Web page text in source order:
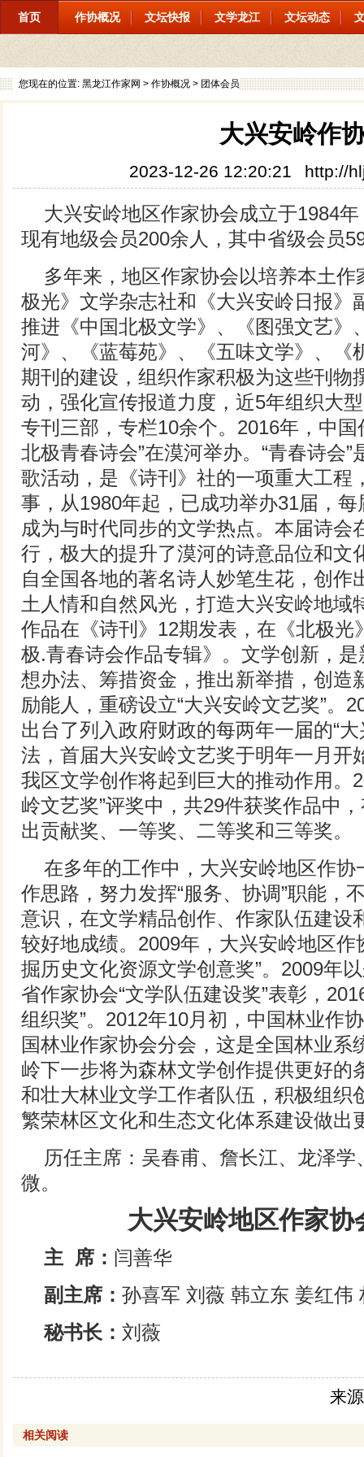
首页 作协概况 文坛快报 文学龙江 文坛动态
您现在的位置: 黑龙江作家网 > 作协概况 > 团体会员
大兴安岭作
2023-12-26 12:20:21 http://
大兴安岭地区作家协会成立于1984
现有地级会员200余人，其中省级会员
多年来，地区作家协会以培养本土
极光》文学杂志社和《大兴安岭日报》
推进《中国北极文学》、《图强文艺》
河》、《蓝莓苑》、《五味文学》、《
期刊的建设，组织作家积极为这些刊物
动，强化宣传报道力度，近5年组织大
专刊三部，专栏10余个。2016年，中国
北极青春诗会”在漠河举办。“青春诗会
歌活动，是《诗刊》社的一项重大工程
事，从1980年起，已成功举办31届，
成为与时代同步的文学热点。本届诗会
行，极大的提升了漠河的诗意品位和文
自全国各地的著名诗人妙笔生花，创作
土人情和自然风光，打造大兴安岭地域
作品在《诗刊》12期发表，在《北极光
极.青春诗会作品专辑》。文学创新，
想办法、筹措资金，推出新举措，创造
励能人，重磅设立“大兴安岭文艺奖”。
出台了列入政府财政的每两年一届的“
法，首届大兴安岭文艺奖于明年一月开
我区文学创作将起到巨大的推动作用。
岭文艺奖”评奖中，共29件获奖作品中
出贡献奖、一等奖、二等奖和三等奖。
在多年的工作中，大兴安岭地区作协
作思路，努力发挥“服务、协调”职能，
意识，在文学精品创作、作家队伍建设
较好地成绩。2009年，大兴安岭地区作
掘历史文化资源文学创意奖”。2009年
省作家协会“文学队伍建设奖”表彰，
组织奖”。2012年10月初，中国林业作
国林业作家协会分会，这是全国林业系
岭下一步将为森林文学创作提供更好的
和壮大林业文学工作者队伍，积极组织
繁荣林区文化和生态文化体系建设做出
历任主席：吴春甫、詹长江、龙泽
微。
大兴安岭地区作家协
主 席： 闫善华
副主席： 孙喜军 刘薇 韩立东 姜红伟
秘书长： 刘薇
来
相关阅读